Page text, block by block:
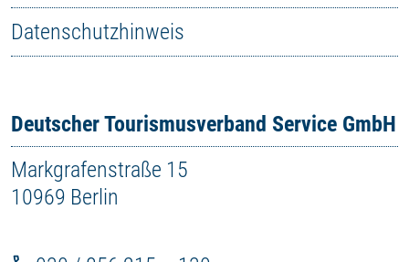
Deutscher Tourismusverband Service GmbH
Markgrafenstraße 15
10969 Berlin
Datenschutzhinweis